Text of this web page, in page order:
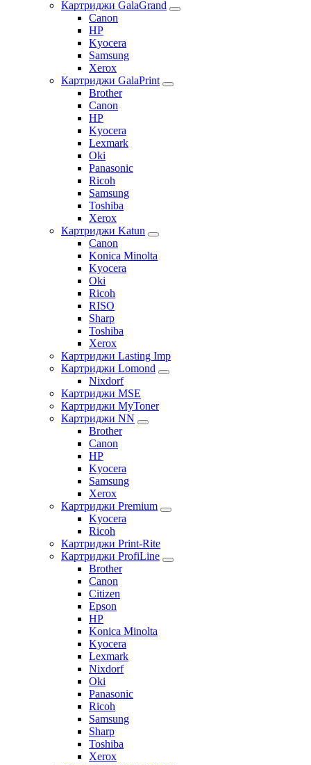
Картриджи GalaGrand
Canon
HP
Kyocera
Samsung
Xerox
Картриджи GalaPrint
Brother
Canon
HP
Kyocera
Lexmark
Oki
Panasonic
Ricoh
Samsung
Toshiba
Xerox
Картриджи Katun
Canon
Konica Minolta
Kyocera
Oki
Ricoh
RISO
Sharp
Toshiba
Xerox
Картриджи Lasting Imp
Картриджи Lomond
Nixdorf
Картриджи MSE
Картриджи MyToner
Картриджи NN
Brother
Canon
HP
Kyocera
Samsung
Xerox
Картриджи Premium
Kyocera
Ricoh
Картриджи Print-Rite
Картриджи ProfiLine
Brother
Canon
Citizen
Epson
HP
Konica Minolta
Kyocera
Lexmark
Nixdorf
Oki
Panasonic
Ricoh
Samsung
Sharp
Toshiba
Xerox